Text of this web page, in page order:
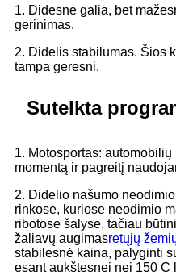
1. Didesnė galia, bet
gerinimas.
2. Didelis stabilumas. Šios
tampa geresni.
Sutelkta
1. Motosportas:
momentą ir pagreitį
2. Didelio našumo
rinkose, kuriose neodimio
ribotose šalyse, tačiau
žaliavų augimasretųjų
stabilesnė kaina, palyginti
esant aukštesnei nei 150 C